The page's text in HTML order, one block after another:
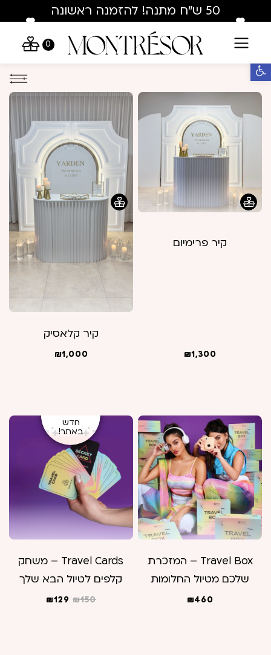
פתח סרגל נגישות
Skip to Content
Contact Us 50 ש"ח מתנה! להזמנה ראשונה
בלבד : hey50
0
קיר פרימיום
₪1,300
קיר קלאסיק
₪1,000
Travel Box – המזכרת
שלכם מטיול החלומות
₪460
מבצע!
חדש
באתר!
Travel Cards – משחק
קלפים לטיול הבא שלך
₪150
המחיר
₪129